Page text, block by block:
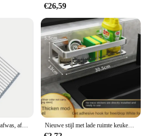
€26,59
Oprolbaar droogrek voor afwas, afdruiprek voor de keuken, droogrek voor gootsteen van roestvrij staal, opvouwbare afdruiprek Nieuwe stijl met lade ruimte keuken opbergrek gootsteen afvoerrek spons organisator hangende zeep afdruiprek plank planken